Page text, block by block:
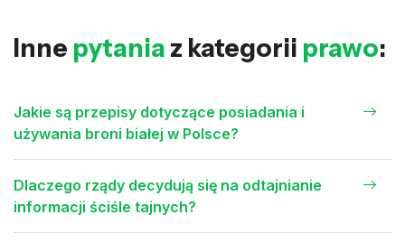
Inne pytania z kategorii prawo:
Jakie są przepisy dotyczące posiadania i
używania broni białej w Polsce?
Dlaczego rządy decydują się na odtajnianie
informacji ściśle tajnych?